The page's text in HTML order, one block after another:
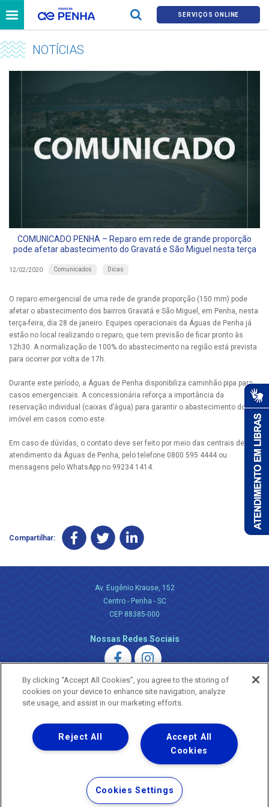
SERVIÇOS ONLINE
NOTÍCIAS
COMUNICADO PENHA – Reparo em rede de grande proporção
pode afetar abastecimento do Gravatá e São Miguel nesta terça
12/02/2020 Comunicados Dicas
O reparo emergencial de uma rede de grande proporção (150 mm) pode
afetar o abastecimento dos bairros Gravatá e São Miguel, em Penha, nesta
terça-feira, dia 28 de janeiro. Equipes operacionais da Águas de Penha já
estão no local realizando o reparo, que tem previsão de ficar pronto às
12h30. A normalização de 100% do abastecimento na região está prevista
para ocorrer por volta de 17h.
Durante este período, a Águas de Penha disponibiliza caminhão pipa para
casos emergenciais. A concessionária reforça a importância da
reservação individual (caixas d’água) para garantir o abastecimento do
imóvel em casos como este.
Em caso de dúvidas, o contato deve ser feito por meio das centrais de
atendimento da Águas de Penha, pelo telefone 0800 595 4444 ou
mensagens pelo WhatsApp no 99234 1414.
Compartilhar:
Av. Eugênio Krause, 152
Centro - Penha - SC
CEP 88385-000
Nossas Redes Sociais
Uma empresa
Copyright ® 2026 - Todos os Direitos Reservados.
Nossa natureza movimenta a vida
Política de Privacidade e Proteção de Dados
By clicking “Accept All Cookies”, you agree to the storing of
cookies on your device to enhance site navigation, analyze
site usage, and assist in our marketing efforts.
Accept All
Cookies
Reject All
Cookies Settings